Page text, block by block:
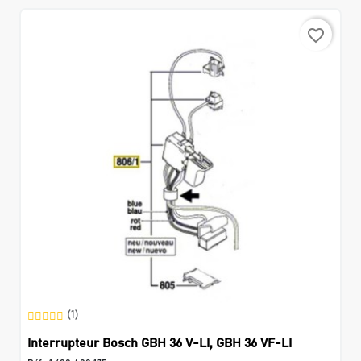
favorite_border
(1)
Interrupteur Bosch GBH 36 V-LI, GBH 36 VF-LI